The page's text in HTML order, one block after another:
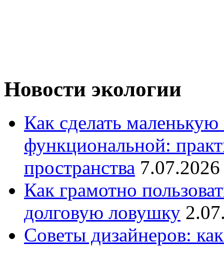
Новости экологии
Как сделать
функциональной:
пространства
Как грамотно
долговую ловушку
Советы дизайнеров: